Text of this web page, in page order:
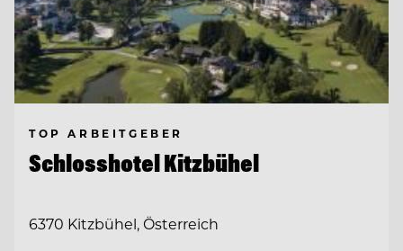
TOP ARBEITGEBER
Schlosshotel Kitzbühel
6370 Kitzbühel, Österreich